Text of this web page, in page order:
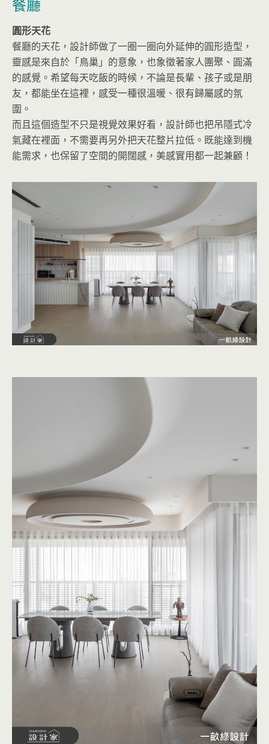
圓形天花
餐廳的天花，設計師做了一圈一圈向外延伸的圓形造型，
靈感是來自於「鳥巢」的意象，也象徵著家人團聚、圓滿
的感覺。希望每天吃飯的時候，不論是長輩、孩子或是朋
友，都能坐在這裡，感受一種很溫暖、很有歸屬感的氛
圍。
而且這個造型不只是視覺效果好看，設計師也把吊隱式冷
氣藏在裡面，不需要再另外把天花整片拉低。既能達到機
能需求，也保留了空間的開闊感，美感實用都一起兼顧！